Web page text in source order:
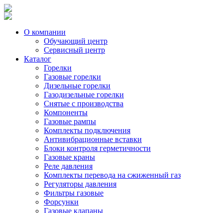
О компании
Обучающий центр
Сервисный центр
Каталог
Горелки
Газовые горелки
Дизельные горелки
Газодизельные горелки
Снятые с производства
Компоненты
Газовые рампы
Комплекты подключения
Антивибрационные вставки
Блоки контроля герметичности
Газовые краны
Реле давления
Комплекты перевода на сжиженный газ
Регуляторы давления
Фильтры газовые
Форсунки
Газовые клапаны